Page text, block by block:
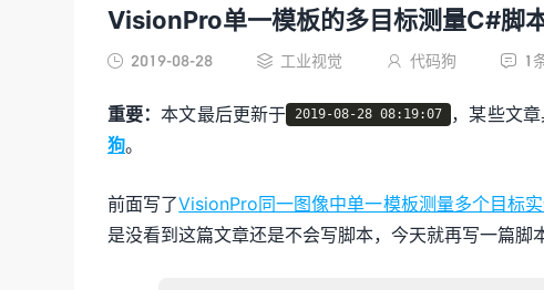
VisionPro单一模板的多目标测量C#脚
 2019-08-28  工业视觉  代码狗  1
重要：本文最后更新于 2019-08-28 08:19:07 ，某些文
狗。
前面写了VisionPro同一图像中单一模板测量多个目标
是没看到这篇文章还是不会写脚本，今天就再写一篇脚